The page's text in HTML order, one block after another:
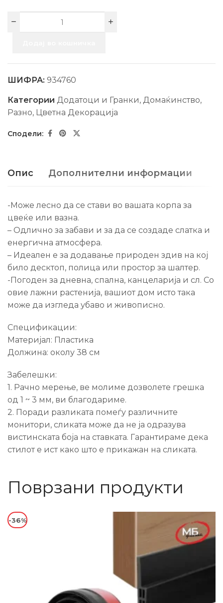
ШИФРА: 934760
Категории Додатоци и Гранки, Домаќинство,
Разно, Цветна Декорација
Опис Дополнителни информации
-Може лесно да се стави во вашата корпа за
цвеќе или вазна.
– Одлично за забави и за да се создаде слатка и
енергична атмосфера.
– Идеален е за додавање природен здив на кој
било десктоп, полица или простор за шалтер.
-Погоден за дневна, спална, канцеларија и сл. Со
овие лажни растенија, вашиот дом исто така
може да изгледа убаво и живописно.
Спецификации:
Материјал: Пластика
Должина: околу 38 см
Забелешки:
1. Рачно мерење, ве молиме дозволете грешка
од 1 ~ 3 мм, ви благодариме.
2. Поради разликата помеѓу различните
монитори, сликата може да не ја одразува
вистинската боја на ставката. Гарантираме дека
стилот е ист како што е прикажан на сликата.
Поврзани продукти
-36%